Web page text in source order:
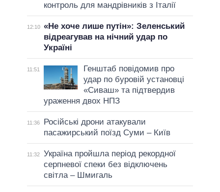
контроль для мандрівників з Італії
12:10 «Не хоче лише путін»: Зеленський
відреагував на нічний удар по
Україні
11:51
Генштаб повідомив про
удар по буровій установці
«Сиваш» та підтвердив
ураження двох НПЗ
11:36
Російські дрони атакували
пасажирський поїзд Суми – Київ
11:32
Україна пройшла період рекордної
серпневої спеки без відключень
світла – Шмигаль